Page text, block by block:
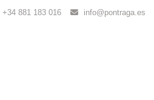
+34 881 183 016 info@pontraga.es